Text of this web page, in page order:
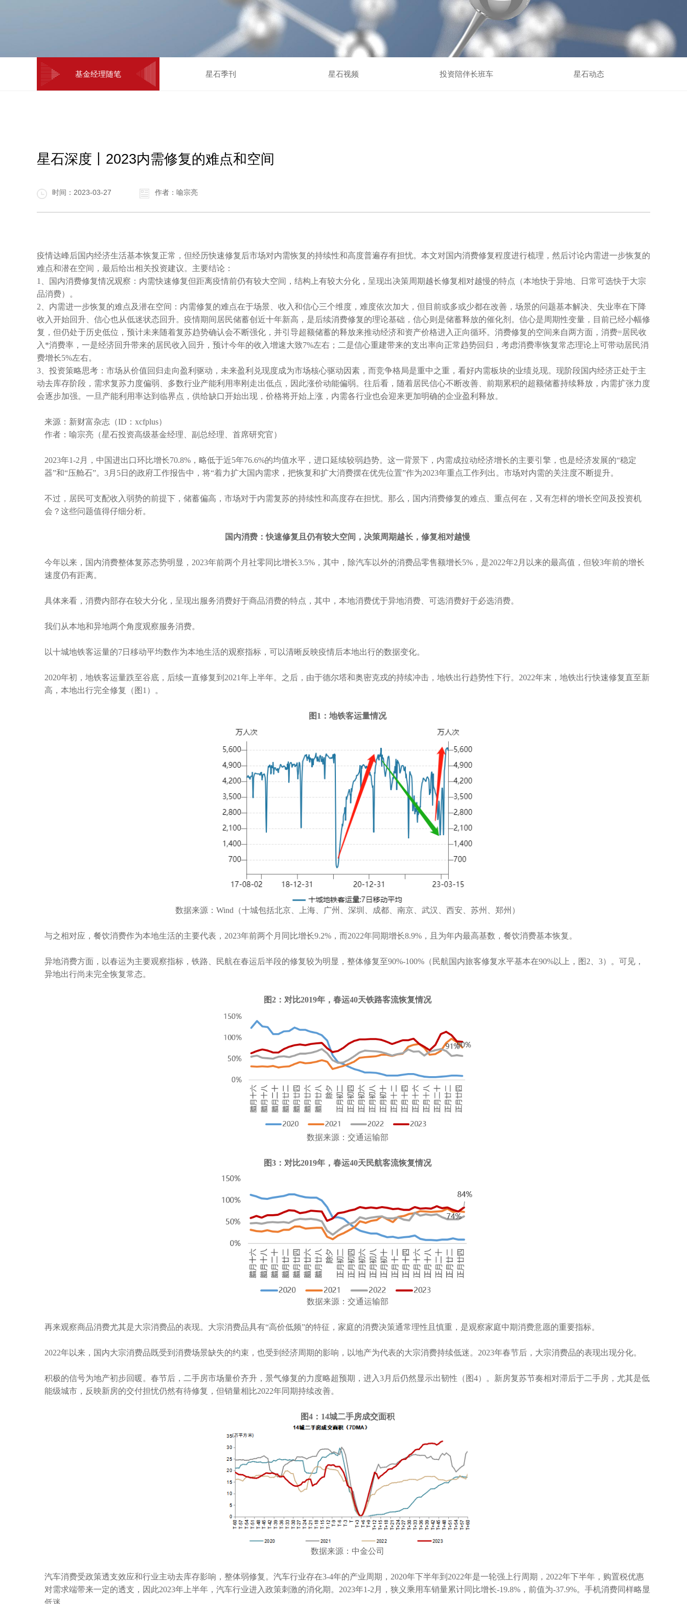
基金经理随笔 星石季刊 星石视频 投资陪伴长班车 星石动态
星石深度丨2023内需修复的难点和空间
时间：2023-03-27 作者：喻宗亮
疫情达峰后国内经济生活基本恢复正常，但经历快速修复后市场对内需恢复的持续性和高度普遍存有担忧。本文对国内消费修复程度进行梳理，然后讨论内需进一步恢复的
难点和潜在空间，最后给出相关投资建议。主要结论：
1、国内消费修复情况观察：内需快速修复但距离疫情前仍有较大空间，结构上有较大分化，呈现出决策周期越长修复相对越慢的特点（本地快于异地、日常可选快于大宗
品消费）。
2、内需进一步恢复的难点及潜在空间：内需修复的难点在于场景、收入和信心三个维度，难度依次加大，但目前或多或少都在改善，场景的问题基本解决、失业率在下降
收入开始回升、信心也从低迷状态回升。疫情期间居民储蓄创近十年新高，是后续消费修复的理论基础，信心则是储蓄释放的催化剂。信心是周期性变量，目前已经小幅修
复，但仍处于历史低位，预计未来随着复苏趋势确认会不断强化，并引导超额储蓄的释放来推动经济和资产价格进入正向循环。消费修复的空间来自两方面，消费=居民收
入*消费率，一是经济回升带来的居民收入回升，预计今年的收入增速大致7%左右；二是信心重建带来的支出率向正常趋势回归，考虑消费率恢复常态理论上可带动居民消
费增长5%左右。
3、投资策略思考：市场从价值回归走向盈利驱动，未来盈利兑现度成为市场核心驱动因素，而竞争格局是重中之重，看好内需板块的业绩兑现。现阶段国内经济正处于主
动去库存阶段，需求复苏力度偏弱、多数行业产能利用率刚走出低点，因此涨价动能偏弱。往后看，随着居民信心不断改善、前期累积的超额储蓄持续释放，内需扩张力度
会逐步加强。一旦产能利用率达到临界点，供给缺口开始出现，价格将开始上涨，内需各行业也会迎来更加明确的企业盈利释放。
来源：新财富杂志（ID ： xcfplus）
作者：喻宗亮（星石投资高级基金经理、副总经理、首席研究官）
2023年1-2 月，中国进出口环比增长70.8% ，略低于近5年76.6%的均值水平，进口延续较弱趋势。这一背景下，内需成拉动经济增长的主要引擎，也是经济发展的“稳定
器”和“压舱石”。 3月 5日的政府工作报告中，将“着力扩大国内需求，把恢复和扩大消费摆在优先位置”作为2023年重点工作列出。市场对内需的关注度不断提升。
不过，居民可支配收入弱势的前提下，储蓄偏高，市场对于内需复苏的持续性和高度存在担忧。那么，国内消费修复的难点、重点何在，又有怎样的增长空间及投资机
会？这些问题值得仔细分析。
国内消费：快速修复且仍有较大空间，决策周期越长，修复相对越慢
今年以来，国内消费整体复苏态势明显， 2023年前两个月社零同比增长3.5% ，其中，除汽车以外的消费品零售额增长5% ，是2022年2 月以来的最高值，但较3年前的增长
速度仍有距离。
具体来看，消费内部存在较大分化，呈现出服务消费好于商品消费的特点，其中，本地消费优于异地消费、可选消费好于必选消费。
我们从本地和异地两个角度观察服务消费。
以十城地铁客运量的7日移动平均数作为本地生活的观察指标，可以清晰反映疫情后本地出行的数据变化。
2020年初，地铁客运量跌至谷底，后续一直修复到 2021年上半年。之后，由于德尔塔和奥密克戎的持续冲击，地铁出行趋势性下行。 2022年末，地铁出行快速修复直至新
高，本地出行完全修复（图 1）。
图 1 ：地铁客运量情况
数据来源： Wind（十城包括北京、上海、广州、深圳 、成都、南京、武汉、西安、苏州、郑州）
与之相对应，餐饮消费作为本地生活的主要代表， 2023年前两个月同比增长9.2% ，而2022年同期增长8.9% ，且为年内最高基数，餐饮消费基本恢复。
异地消费方面，以春运为主要观察指标，铁路、民航在春运后半段的修复较为明显，整体修复至90%-100% （民航国内旅客修复水平基本在90%以上，图2、 3）。可见，
异地出行尚未完全恢复常态。
图2：对比2019年，春运40天铁路客流恢复情况
数据来源：交通运输部
图3：对比2019年，春运40天民航客流恢复情况
数据来源：交通运输部
再来观察商品消费尤其是大宗消费品的表现。大宗消费品具有“高价低频”的特征，家庭的消费决策通常理性且慎重，是观察家庭中期消费意愿的重要指标。
2022年以来，国内大宗消费品既受到消费场景缺失的约束，也受到经济周期的影响，以地产为代表的大宗消费持续低迷。 2023年春节后，大宗消费品的表现出现分化。
积极的信号为地产初步回暖。 春节后，二手房市场量价齐升，景气修复的力度略超预期，进入3月后仍然显示出韧性（图4）。 新房复苏节奏相对滞后于二手房，尤其是低
能级城市，反映新房的交付担忧仍然有待修复，但销量相比2022年同期持续改善。
图4： 14城二手房成交面积
数据来源：中金公司
汽车消费受政策透支效应和行业主动去库存影响，整体弱修复。 汽车行业存在3-4年的产业周期， 2020年下半年到 2022年是一轮强上行周期， 2022年下半年，购置税优惠
对需求端带来一定的透支，因此2023年上半年，汽车行业进入政策刺激的消化期。 2023年1-2 月，狭义乘用车销量累计同比增长-19.8% ，前值为-37.9%。手机消费同样略显